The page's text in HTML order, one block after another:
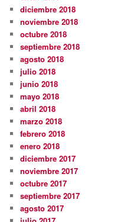
diciembre 2018
noviembre 2018
octubre 2018
septiembre 2018
agosto 2018
julio 2018
junio 2018
mayo 2018
abril 2018
marzo 2018
febrero 2018
enero 2018
diciembre 2017
noviembre 2017
octubre 2017
septiembre 2017
agosto 2017